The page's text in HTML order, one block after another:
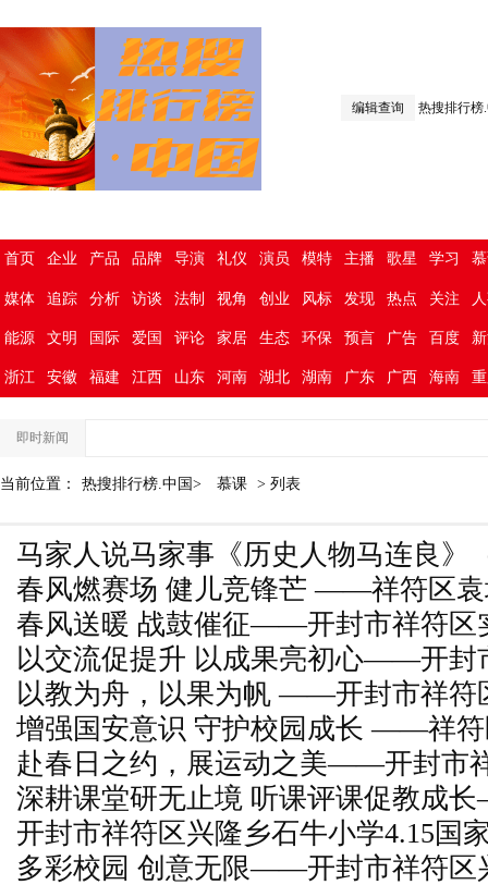
编辑查询 热搜排行榜
首页 企业 产品 品牌 导演 礼仪 演员 模特 主播 歌星 学习
媒体 追踪 分析 访谈 法制 视角 创业 风标 发现 热点 关注
能源 文明 国际 爱国 评论 家居 生态 环保 预言 广告 百度
浙江 安徽 福建 江西 山东 河南 湖北 湖南 广东 广西 海南
即时新闻
当前位置： 热搜排行榜.中国> 慕课 > 列表
马家人说马家事《历史人物马连良》
春风燃赛场 健儿竞锋芒 ——祥符区袁
届春季运动会圆满举行
春风送暖 战鼓催征——开封市祥符区
实验考冲刺动员大会暨考前指导会
以交流促提升 以成果亮初心——开封
参加祥符区教学成果推广会
以教为舟，以果为帆 ——开封市祥符
区教育教学成果推广会
增强国安意识 守护校园成长 ——祥符
开展国家安全教育日活动
赴春日之约，展运动之美——开封市
小学体育社团活动
深耕课堂研无止境 听课评课促教成
中心学校常态化听课教研活动
开封市祥符区兴隆乡石牛小学4.15国
多彩校园 创意无限——开封市祥符区